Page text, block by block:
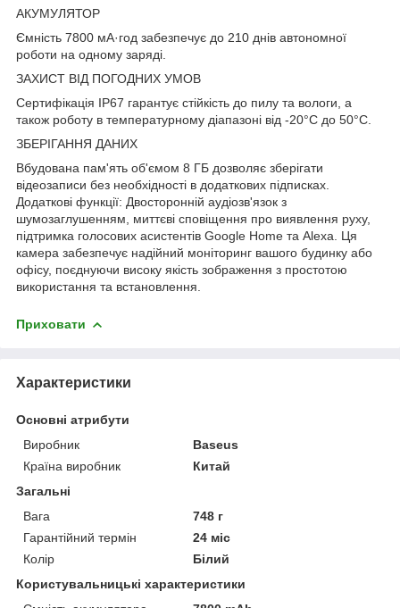
АКУМУЛЯТОР
Ємність 7800 мА·год забезпечує до 210 днів автономної
роботи на одному заряді.
ЗАХИСТ ВІД ПОГОДНИХ УМОВ
Сертифікація IP67 гарантує стійкість до пилу та вологи, а
також роботу в температурному діапазоні від -20°C до 50°C.
ЗБЕРІГАННЯ ДАНИХ
Вбудована пам'ять об'ємом 8 ГБ дозволяє зберігати
відеозаписи без необхідності в додаткових підписках.
Додаткові функції: Двосторонній аудіозв'язок з
шумозаглушенням, миттєві сповіщення про виявлення руху,
підтримка голосових асистентів Google Home та Alexa. Ця
камера забезпечує надійний моніторинг вашого будинку або
офісу, поєднуючи високу якість зображення з простотою
використання та встановлення.
Приховати
Характеристики
Основні атрибути
Виробник
Baseus
Країна виробник
Китай
Загальні
Вага
748 г
Гарантійний термін
24 міс
Колір
Білий
Користувальницькі характеристики